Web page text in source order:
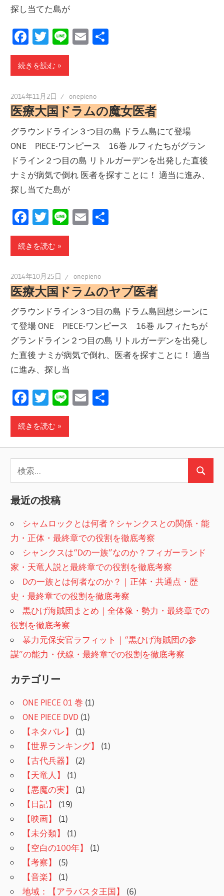
探し当てた島が
Facebook
Twitter
LineEmail
続きを読む
2014年11月2日 onepieno
医療大国ドラムの魔女医者
グラウンドライン３つ目の島 ドラム島にて登場
ONE PIECE-ワンピース 16巻 ルフィたちがグラン
ドライン２つ目の島 リトルガーデンを出発した直後
ナミが病気で倒れ 医者を探すことに！ 適当に進み、
探し当てた島が
Facebook
Twitter
LineEmail
続きを読む
2014年10月25日 onepieno
医療大国ドラムのヤブ医者
グラウンドライン３つ目の島 ドラム島回想シーンに
て登場 ONE PIECE-ワンピース 16巻 ルフィたちが
グランドライン２つ目の島 リトルガーデンを出発し
た直後 ナミが病気で倒れ、医者を探すことに！ 適当
に進み、探し当
Facebook
Twitter
LineEmail
続きを読む
索:
検
最近の投稿
シャムロックとは何者？シャンクスとの関係・能
力・正体・最終章での役割を徹底考察
シャンクスは“Dの一族”なのか？フィガーランド
家・天竜人説と最終章での役割を徹底考察
Dの一族とは何者なのか？｜正体・共通点・歴
史・最終章での役割を徹底考察
黒ひげ海賊団まとめ｜全体像・勢力・最終章での
役割を徹底考察
暴力元保安官ラフィット｜“黒ひげ海賊団の参
謀”の能力・伏線・最終章での役割を徹底考察
カテゴリー
ONE PIECE 01 巻 (1)
ONE PIECE DVD (1)
【ネタバレ】
(1)
【世界ランキング】
(1)
【古代兵器】
(2)
【天竜人】
(1)
【悪魔の実】
(1)
【日記】
(19)
【映画】
(1)
【未分類】
(1)
【空白の100年】
(1)
【考察】
(5)
【音楽】
(1)
地域：【アラバスタ王国】
(6)